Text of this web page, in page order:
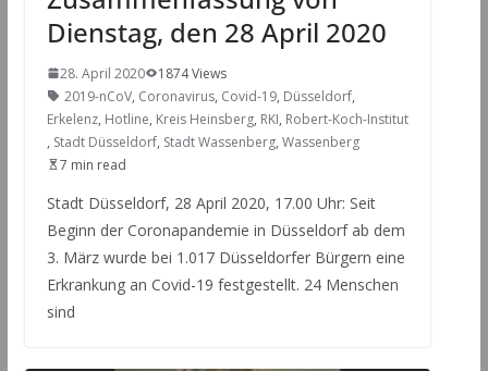
Dienstag, den 28 April 2020
28. April 2020
1874 Views
2019-nCoV, Coronavirus, Covid-19, Düsseldorf,
Erkelenz, Hotline, Kreis Heinsberg, RKI, Robert-Koch-Institut
, Stadt Düsseldorf, Stadt Wassenberg, Wassenberg
7 min read
Stadt Düsseldorf, 28 April 2020, 17.00 Uhr: Seit
Beginn der Coronapandemie in Düsseldorf ab dem
3. März wurde bei 1.017 Düsseldorfer Bürgern eine
Erkrankung an Covid-19 festgestellt. 24 Menschen
sind